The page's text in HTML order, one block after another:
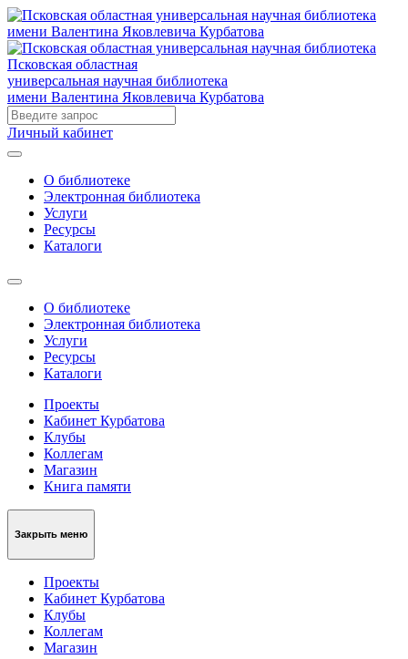
Псковская областная
универсальная научная библиотека
имени Валентина Яковлевича Курбатова
Личный кабинет
О библиотеке
Электронная библиотека
Услуги
Ресурсы
Каталоги
О библиотеке
Электронная библиотека
Услуги
Ресурсы
Каталоги
Проекты
Кабинет Курбатова
Клубы
Коллегам
Магазин
Книга памяти
Закрыть меню
Проекты
Кабинет Курбатова
Клубы
Коллегам
Магазин